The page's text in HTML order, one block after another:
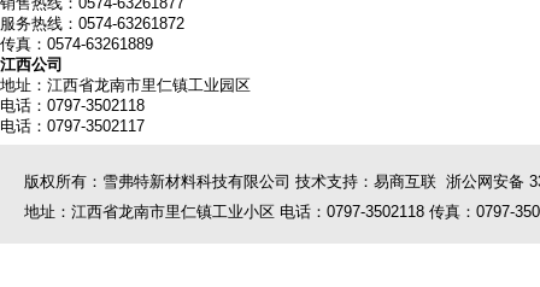
服务热线：0574-63261872
传真：0574-63261889
江西公司
地址：江西省龙南市里仁镇工业园区
电话：0797-3502118
电话：0797-3502117
版权所有：雪弗特新材料科技有限公司 技术支持：易商互联 浙公网安备
地址：江西省龙南市里仁镇工业小区 电话：0797-3502118 传真：0797-